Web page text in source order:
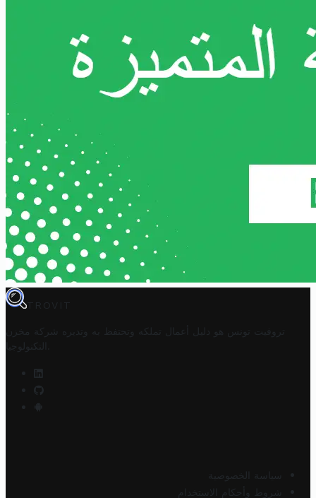
TROVIT
تروفيت تونس هو دليل أعمال تملكه وتحتفظ به وتديره
شركة مخزن
التكنولوجيا
سياسة الخصوصية
شروط وأحكام الاستخدام